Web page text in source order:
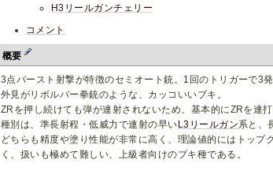
H3リールガンチェリー
コメント
概要
3点バースト射撃が特徴のセミオート銃。1回のトリガーで3
外見がリボルバー拳銃のような、カッコいいブキ。
ZRを押し続けても弾が連射されないため、基本的にZRを連打
種別は、準長射程・低威力で連射の早いL3リールガン系と、
どちらも精度や塗り性能が非常に高く、理論値的にはトッ
く、扱いも極めて難しい、上級者向けのブキ種である。